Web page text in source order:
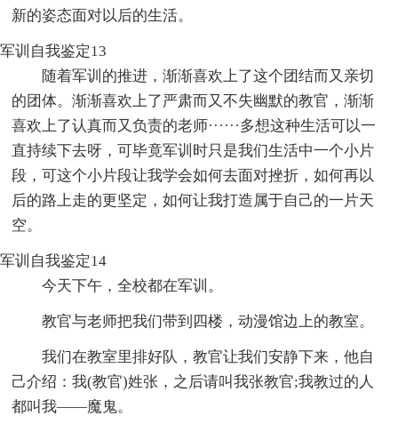
新的姿态面对以后的生活。
军训自我鉴定13
随着军训的推进，渐渐喜欢上了这个团结而又亲切
的团体。渐渐喜欢上了严肃而又不失幽默的教官，渐渐
喜欢上了认真而又负责的老师······多想这种生活可以一
直持续下去呀，可毕竟军训时只是我们生活中一个小片
段，可这个小片段让我学会如何去面对挫折，如何再以
后的路上走的更坚定，如何让我打造属于自己的一片天
空。
军训自我鉴定14
今天下午，全校都在军训。
教官与老师把我们带到四楼，动漫馆边上的教室。
我们在教室里排好队，教官让我们安静下来，他自
己介绍：我(教官)姓张，之后请叫我张教官;我教过的人
都叫我——魔鬼。